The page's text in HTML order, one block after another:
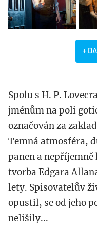
+
Spolu s H. P.
jménům na poli
označován za
Temná atmosféra,
panen a
tvorba Edgara
lety. Spisovatelův
opustil, se od jeho
nelišily...